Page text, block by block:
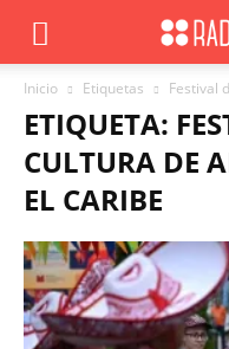
Inicio Etiquetas Festival
ETIQUETA:
CULTURA DE
EL CARIBE